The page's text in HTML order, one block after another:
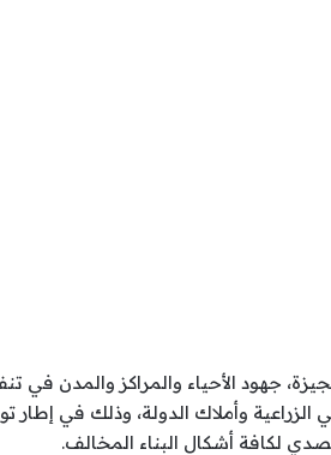
جهود الأحياء والمراكز والمدن
الزراعية وأملاك الدولة، وذلك في إطار
لكافة أشكال البناء المخالف.